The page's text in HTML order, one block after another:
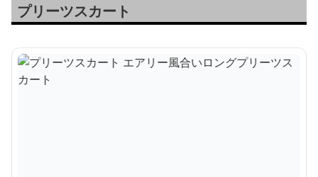
プリーツスカート